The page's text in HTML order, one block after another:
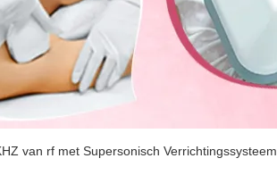
van rf met Supersonisch Verrichtingssysteem